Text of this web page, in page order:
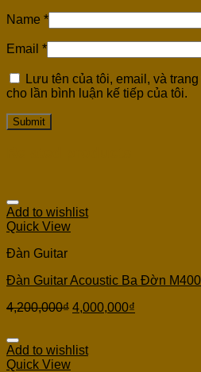
Name *
Email *
Lưu tên của tôi, email, và
cho lần bình luận kế tiếp của tôi.
Add to wishlist
Quick View
Đàn Guitar
Đàn Guitar Acoustic Ba Đờn
4,200,000₫ 4,000,000₫
Add to wishlist
Quick View